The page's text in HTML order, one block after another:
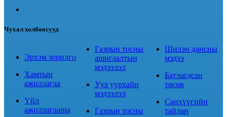
Чухал холбоосууд
Эрхэм зорилго
Хамтын
ажиллагаа
Үйл
ажиллагааны
Газрын тосны
ашиглалтын
мэдээлэл
Уул уурхайн
мэдээлэл
Газрын тосны
Шилэн дансны
мэдээ
Батлагдсан
төсөв
Санхүүгийн
тайлан